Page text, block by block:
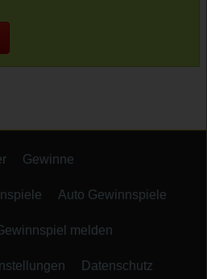
Gewinne
Auto Gewinnspiele
melden
Datenschutz